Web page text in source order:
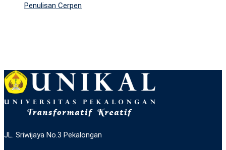
Penulisan Cerpen
JL. Sriwijaya No.3 Pekalongan